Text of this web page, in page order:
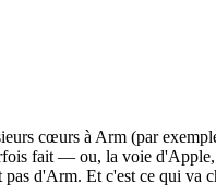
cœurs à Arm (par
fait — ou, la voie
d'Arm. Et c'est ce qui va